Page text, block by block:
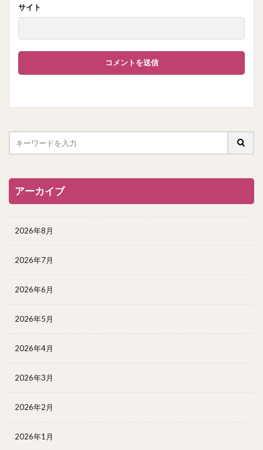
サイト
アーカイブ
2026年8月
2026年7月
2026年6月
2026年5月
2026年4月
2026年3月
2026年2月
2026年1月